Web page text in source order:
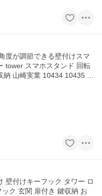
度が調節できる壁付けスマ
tower スマホスタンド 回転
納 山崎実業 10434 10435 石
壁付けキーフック タワー ロ
ク 玄関 扉付き 鍵収納 お